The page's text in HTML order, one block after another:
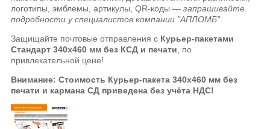
логотипы, эмблемы, артикулы, QR-коды —запрашивайте
подробности у специалистов компании "АПЛОМБ".
Защищайте почтовые отправления с Курьер-пакетами
Стандарт 340x460 мм без КСД и печати , по
привлекательной цене!
Внимание: Стоимость Курьер-пакета340x460 мм без
печати и кармана СД приведена без учёта НДС!